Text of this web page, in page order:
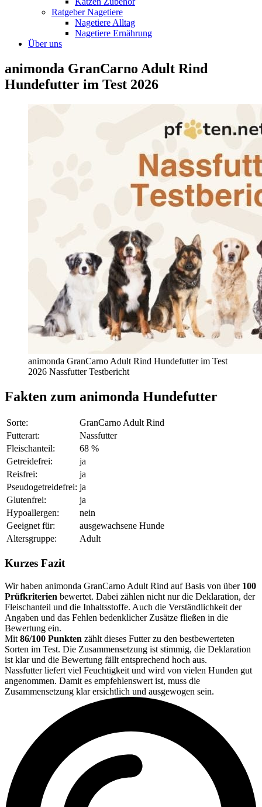
Ratgeber Nagetiere
Nagetiere Alltag
Nagetiere Ernährung
Über uns
animonda GranCarno Adult Rind
Hundefutter im Test 2026
animonda GranCarno Adult Rind Hundefutter im Test
2026 Nassfutter Testbericht
Fakten zum animonda Hundefutter
Sorte:
GranCarno Adult Rind
Futterart:
Nassfutter
Fleischanteil:
68 %
Getreidefrei:
ja
Reisfrei:
ja
Pseudogetreidefrei: ja
Glutenfrei:
ja
Hypoallergen:
nein
Geeignet für:
ausgewachsene Hunde
Altersgruppe:
Adult
Kurzes Fazit
Wir haben animonda GranCarno Adult Rind auf Basis von über 100
Prüfkriterien bewertet. Dabei zählen nicht nur die Deklaration, der
Fleischanteil und die Inhaltsstoffe. Auch die Verständlichkeit der
Angaben und das Fehlen bedenklicher Zusätze fließen in die
Bewertung ein.
Mit 86/100 Punkten zählt dieses Futter zu den bestbewerteten
Sorten im Test. Die Zusammensetzung ist stimmig, die Deklaration
ist klar und die Bewertung fällt entsprechend hoch aus.
Nassfutter liefert viel Feuchtigkeit und wird von vielen Hunden gut
angenommen. Damit es empfehlenswert ist, muss die
Zusammensetzung klar ersichtlich und ausgewogen sein.